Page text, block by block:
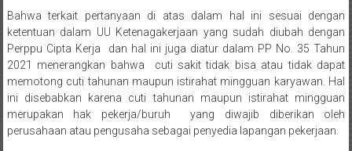
Padang/
Sumatera
Barat/
Pariaman/
Bukittinggi/
Padang
panjang/
Kayutanam/
Bahwa terkait pertanyaan di atas dalam hal ini sesuai dengan
ketentuan dalam UU Ketenagakerjaan yang sudah diubah dengan
Perppu Cipta Kerja dan hal ini juga diatur dalam PP No. 35 Tahun
2021 menerangkan bahwa cuti sakit tidak bisa atau tidak dapat
memotong cuti tahunan maupun istirahat mingguan karyawan. Hal
ini disebabkan karena cuti tahunan maupun istirahat mingguan
merupakan hak pekerja/buruh yang diwajib diberikan oleh
perusahaan atau pengusaha sebagai penyedia lapangan pekerjaan.